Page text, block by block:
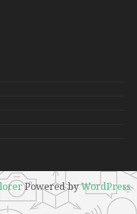
Powered byWordPress